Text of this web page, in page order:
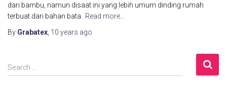
dari bambu, namun disaat ini yang lebih umum dinding rumah
terbuat dari bahan bata.
Read more…
By Grabatex 10 years ago
S
e
Search …